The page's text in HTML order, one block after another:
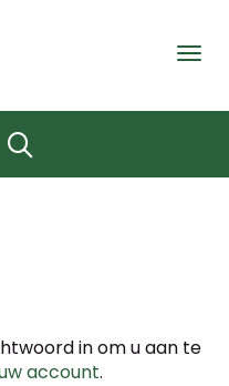
in om u aan te
account.